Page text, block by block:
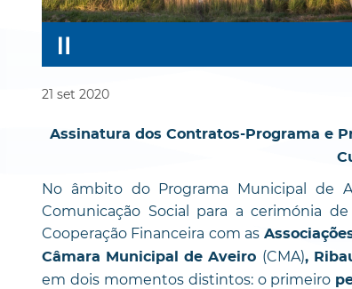
21 set 2020
Assinatura dos Contratos-Programa e
No âmbito do Programa Municipal de
Comunicação Social para a cerimónia
Cooperação Financeira com as
Câmara Municipal de Aveiro (CMA),
em dois momentos distintos: o primeiro